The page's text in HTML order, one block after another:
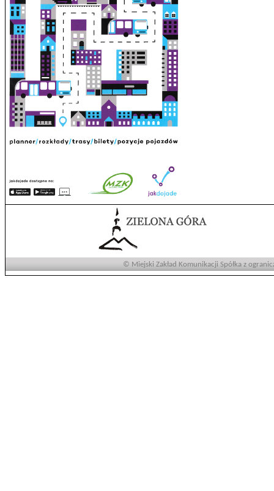
© Miejski Zakład Komunikacji Spółka z